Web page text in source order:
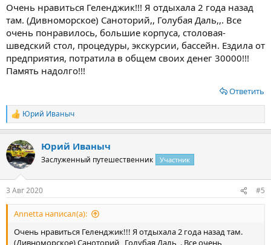
Очень нравиться Геленджик!!! Я отдыхала 2 года назад
там. (Дивноморское) Саноторий,, Голубая Даль,,. Все
очень понравилось, большие корпуса, столовая-
шведский стол, процедуры, экскурсии, бассейн. Ездила от
предприятия, потратила в общем своих денег 30000!!!
Память надолго!!!
Ответить
Р
е
к
ц
и
Юрий Иваныч
Юрий Иваныч
Заслуженный путешественник Участник
3 Авг 2020 #5
Annetta написал(а):
Очень нравиться Геленджик!!! Я отдыхала 2 года назад там.
(Дивноморское) Саноторий,, Голубая Даль,,. Все очень